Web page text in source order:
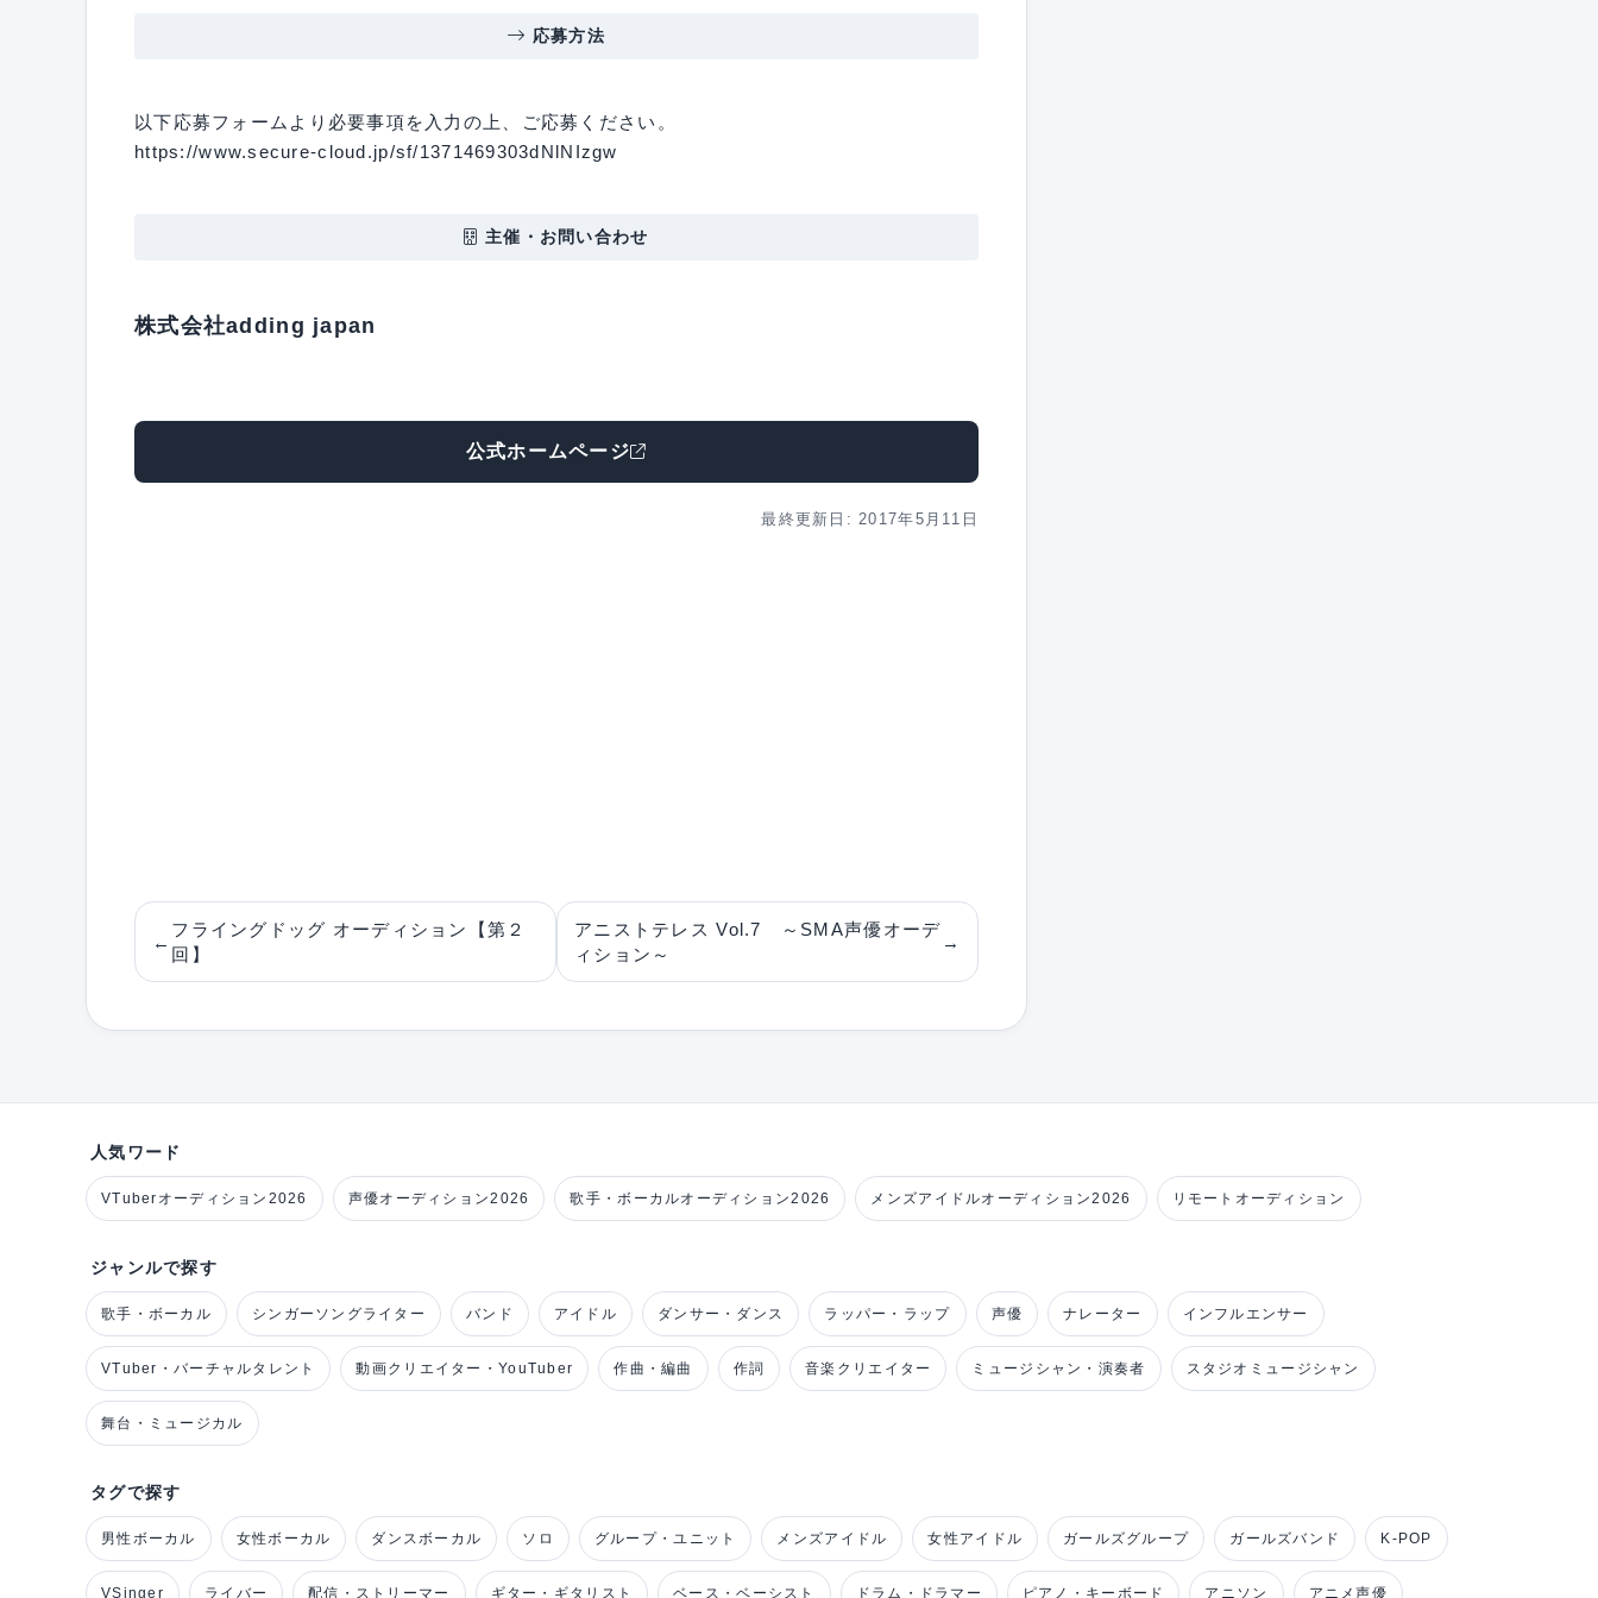
応募方法
以下応募フォームより必要事項を入力の上、ご応募ください。
https://www.secure-cloud.jp/sf/1371469303dNlNIzgw
主催・お問い合わせ
株式会社adding japan
公式ホームページ
最終更新日: 2017年5月11日
←
フライングドッグ オーディション【第２
回】
アニストテレス Vol.7 ～SMA声優オーデ
ィション～
→
人気ワード
VTuberオーディション2026 声優オーディション2026 歌手・ボーカルオーディション2026 メンズアイドルオーディション2026 リモートオーディション
ジャンルで探す
歌手・ボーカル シンガーソングライター バンド アイドル ダンサー・ダンス ラッパー・ラップ 声優 ナレーター インフルエンサー
VTuber・バーチャルタレント 動画クリエイター・YouTuber 作曲・編曲 作詞 音楽クリエイター ミュージシャン・演奏者 スタジオミュージシャン
舞台・ミュージカル
タグで探す
男性ボーカル 女性ボーカル ダンスボーカル ソロ グループ・ユニット メンズアイドル 女性アイドル ガールズグループ ガールズバンド K-POP
VSinger ライバー 配信・ストリーマー ギター・ギタリスト ベース・ベーシスト ドラム・ドラマー ピアノ・キーボード アニソン アニメ声優